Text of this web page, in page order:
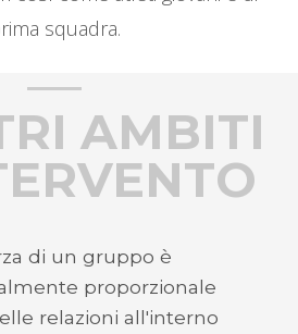
squadra.
AMBITI
di un gruppo è
proporzionale
relazioni all'interno